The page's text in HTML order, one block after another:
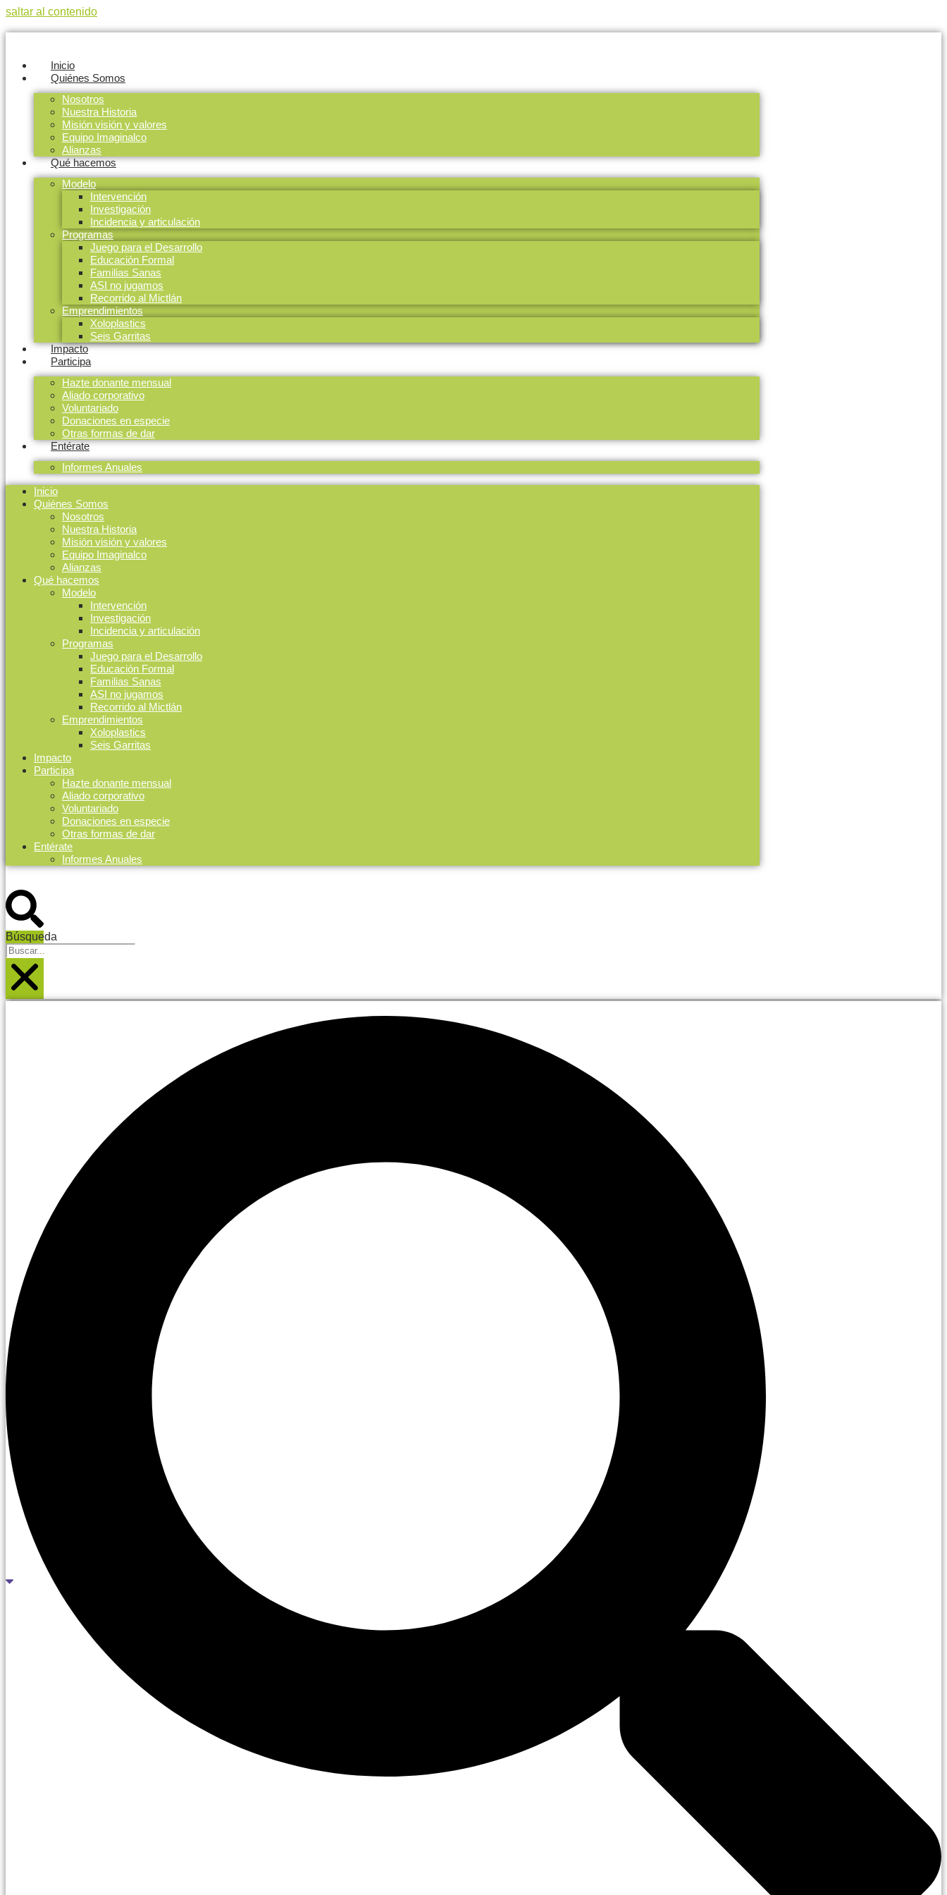
saltar al contenido
Inicio
Quiénes Somos
Nosotros
Nuestra Historia
Misión visión y valores
Equipo Imaginalco
Alianzas
Qué hacemos
Modelo
Intervención
Investigación
Incidencia y articulación
Programas
Juego para el Desarrollo
Educación Formal
Familias Sanas
ASI no jugamos
Recorrido al Mictlán
Emprendimientos
Xoloplastics
Seis Garritas
Impacto
Participa
Hazte donante mensual
Aliado corporativo
Voluntariado
Donaciones en especie
Otras formas de dar
Entérate
Informes Anuales
Inicio
Quiénes Somos
Nosotros
Nuestra Historia
Misión visión y valores
Equipo Imaginalco
Alianzas
Qué hacemos
Modelo
Intervención
Investigación
Incidencia y articulación
Programas
Juego para el Desarrollo
Educación Formal
Familias Sanas
ASI no jugamos
Recorrido al Mictlán
Emprendimientos
Xoloplastics
Seis Garritas
Impacto
Participa
Hazte donante mensual
Aliado corporativo
Voluntariado
Donaciones en especie
Otras formas de dar
Entérate
Informes Anuales
Búsqueda